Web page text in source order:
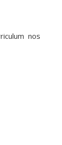
nos